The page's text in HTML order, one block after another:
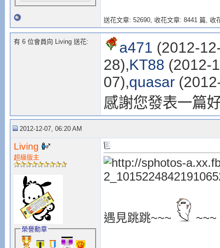
送花文章: 52690, 收花文章: 8441 篇, 收
有 6 位會員向 Living 送花: a471 (2012-
28),KT88 (2012-
07),quasar
感謝您發表一篇
2012-12-07, 06:20 AM
Living
超級版主
榮譽勳章
遇見跳跳~~~ ~~~